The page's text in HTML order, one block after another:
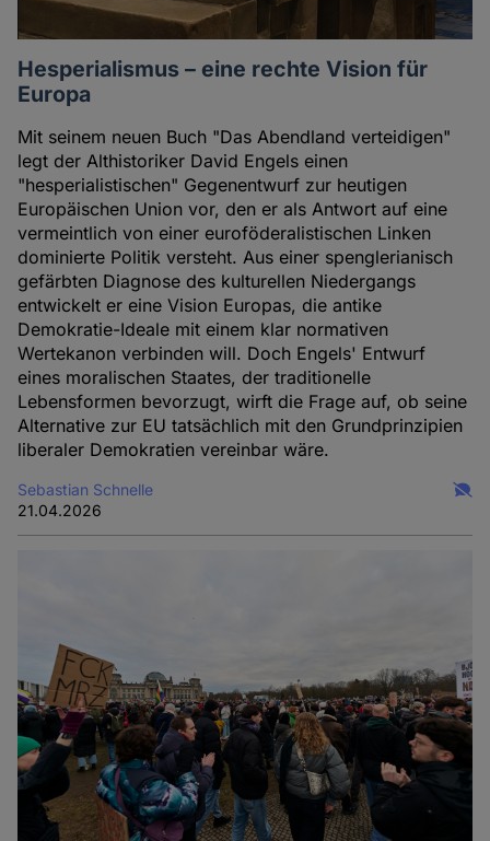
Hesperialismus – eine rechte Vision für
Europa
Mit seinem neuen Buch "Das Abendland verteidigen"
legt der Althistoriker David Engels einen
"hesperialistischen" Gegenentwurf zur heutigen
Europäischen Union vor, den er als Antwort auf eine
vermeintlich von einer euroföderalistischen Linken
dominierte Politik versteht. Aus einer spenglerianisch
gefärbten Diagnose des kulturellen Niedergangs
entwickelt er eine Vision Europas, die antike
Demokratie-Ideale mit einem klar normativen
Wertekanon verbinden will. Doch Engels' Entwurf
eines moralischen Staates, der traditionelle
Lebensformen bevorzugt, wirft die Frage auf, ob seine
Alternative zur EU tatsächlich mit den Grundprinzipien
liberaler Demokratien vereinbar wäre.
Sebastian Schnelle
21.04.2026